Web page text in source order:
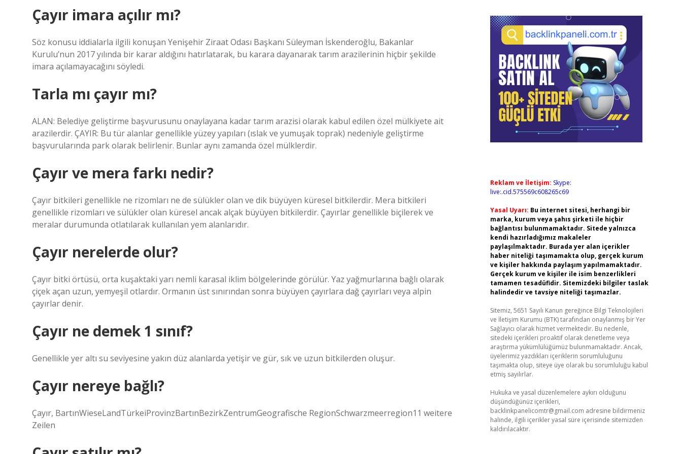
Çayır imara açılır mı?
Söz konusu iddialarla ilgili konuşan Yenişehir Ziraat Odası Başkanı Süleyman İskenderoğlu, Bakanlar
Kurulu’nun 2017 yılında bir karar aldığını hatırlatarak, bu karara dayanarak tarım arazilerinin hiçbir şekilde
imara açılamayacağını söyledi.
Tarla mı çayır mı?
ALAN: Belediye geliştirme başvurusunu onaylayana kadar tarım arazisi olarak kabul edilen özel mülkiyete ait
arazilerdir. ÇAYIR: Bu tür alanlar genellikle yüzey yapıları (ıslak ve yumuşak toprak) nedeniyle geliştirme
başvurularında park olarak belirlenir. Bunlar aynı zamanda özel mülklerdir.
Çayır ve mera farkı nedir?
Çayır bitkileri genellikle ne rizomları ne de sülükler olan ve dik büyüyen küresel bitkilerdir. Mera bitkileri
genellikle rizomları ve sülükler olan küresel ancak alçak büyüyen bitkilerdir. Çayırlar genellikle biçilerek ve
meralar durumunda otlatılarak kullanılan yem alanlarıdır.
Çayır nerelerde olur?
Çayır bitki örtüsü, orta kuşaktaki yarı nemli karasal iklim bölgelerinde görülür. Yaz yağmurlarına bağlı olarak
çiçek açan uzun, yemyeşil otlardır. Ormanın üst sınırından sonra büyüyen çayırlara dağ çayırları veya alpin
çayırlar denir.
Çayır ne demek 1 sınıf?
Genellikle yer altı su seviyesine yakın düz alanlarda yetişir ve gür, sık ve uzun bitkilerden oluşur.
Çayır nereye bağlı?
Çayır, BartınWieseLandTürkeiProvinzBartınBezirkZentrumGeografische RegionSchwarzmeerregion11 weitere
Zeilen
Reklam ve İletişim: Skype:
live:.cid.575569c608265c69
Yasal Uyarı: Bu internet sitesi, herhangi bir
marka, kurum veya şahıs şirketi ile hiçbir
bağlantısı bulunmamaktadır. Sitede yalnızca
kendi hazırladığımız makaleler
paylaşılmaktadır. Burada yer alan içerikler
haber niteliği taşımamakta olup, gerçek kurum
ve kişiler hakkında paylaşım yapılmamaktadır.
Gerçek kurum ve kişiler ile isim benzerlikleri
tamamen tesadüfidir. Sitemizdeki bilgiler taslak
halindedir ve tavsiye niteliği taşımazlar.
Sitemiz, 5651 Sayılı Kanun gereğince Bilgi Teknolojileri
ve İletişim Kurumu (BTK) tarafından onaylanmış bir Yer
Sağlayıcı olarak hizmet vermektedir. Bu nedenle,
sitedeki içerikleri proaktif olarak denetleme veya
araştırma yükümlülüğümüz bulunmamaktadır. Ancak,
üyelerimiz yazdıkları içeriklerin sorumluluğunu
taşımakta olup, siteye üye olarak bu sorumluluğu kabul
etmiş sayılırlar.
Hukuka ve yasal düzenlemelere aykırı olduğunu
düşündüğünüz içerikleri,
backlinkpanelicomtr@gmail.com adresine bildirmeniz
halinde, ilgili içerikler yasal süre içerisinde sitemizden
kaldırılacaktır.